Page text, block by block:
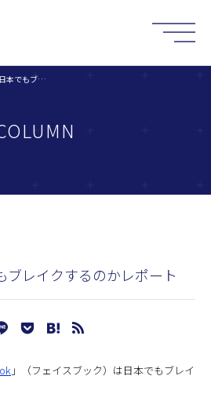
Facebookは日本でもブレイクするのかレポート
ブレイクするのかレポート
」（フェイスブック）は日本でもブレイ